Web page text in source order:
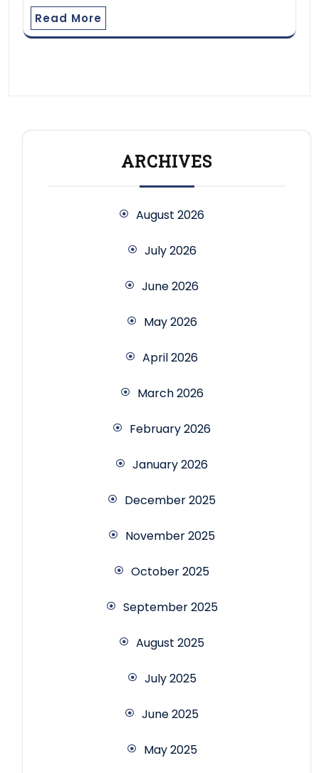
Read More
ARCHIVES
August 2026
July 2026
June 2026
May 2026
April 2026
March 2026
February 2026
January 2026
December 2025
November 2025
October 2025
September 2025
August 2025
July 2025
June 2025
May 2025